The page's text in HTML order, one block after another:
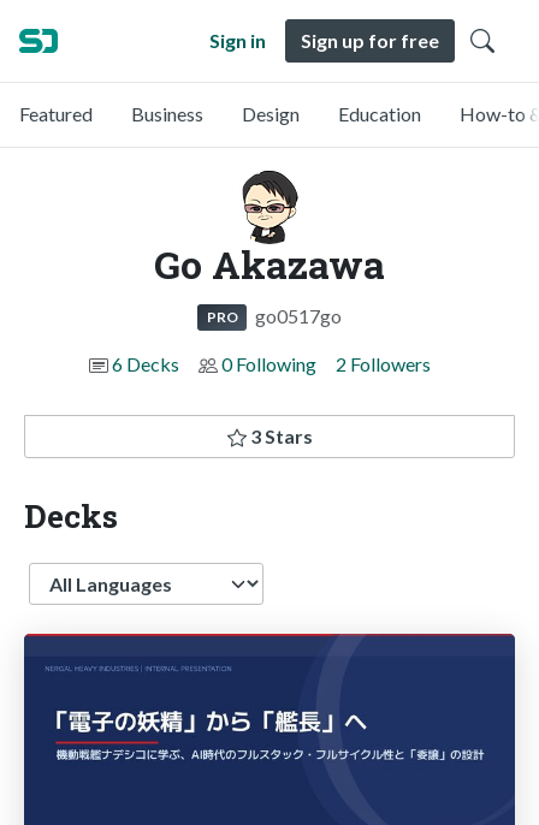
Sign in Sign up for free
Featured Business Design Education How-to
Go Akazawa
PRO go0517go
6 Decks 0 Following 2 Followers
3 Stars
Decks
Language